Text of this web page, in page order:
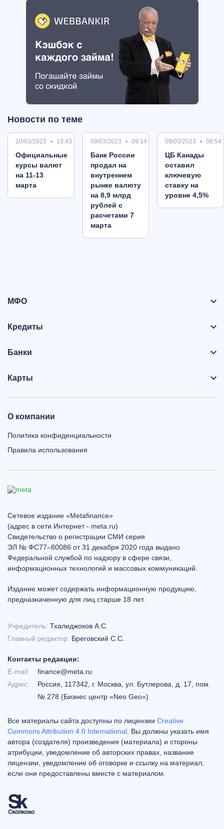
Новости по теме
10/03/2023 13:43
Oфициальные
курсы валют
на 11-13
марта
09/03/2023 09:14
Банк России
продал на
внутреннем
рынке валюту
на 8,9 млрд
рублей с
расчетами 7
марта
09/03/2023 08:54
ЦБ Канады
оставил
ключевую
ставку на
уровне 4,5%
МФО
Кредиты
Банки
Карты
О компании
Политика конфиденциальности
Правила использования
Сетевое издание «Metafinance»
(адрес в сети Интернет - meta.ru)
Свидетельство о регистрации СМИ серия
ЭЛ № ФС77–80086 от 31 декабря 2020 года выдано
Федеральной службой по надзору в сфере связи,
информационных технологий и массовых коммуникаций.
Издание может содержать информационную продукцию,
предназначенную для лиц старше 18 лет.
Учредитель: Тхалиджоков А.С.
Главный редактор: Бреговский С.С.
Контакты редакции:
E-mail:
finance@meta.ru
Адрес:
Россия, 117342, г. Москва, ул. Бутлерова, д. 17, пом.
№ 278 (Бизнес центр «Neo Geo»)
Все материалы сайта доступны по лицензии Creative
Commons Attribution 4.0 International . Вы должны указать имя
автора (создателя) произведения (материала) и стороны
атрибуции, уведомление об авторских правах, название
лицензии, уведомление об оговорке и ссылку на материал,
если они предоставлены вместе с материалом.